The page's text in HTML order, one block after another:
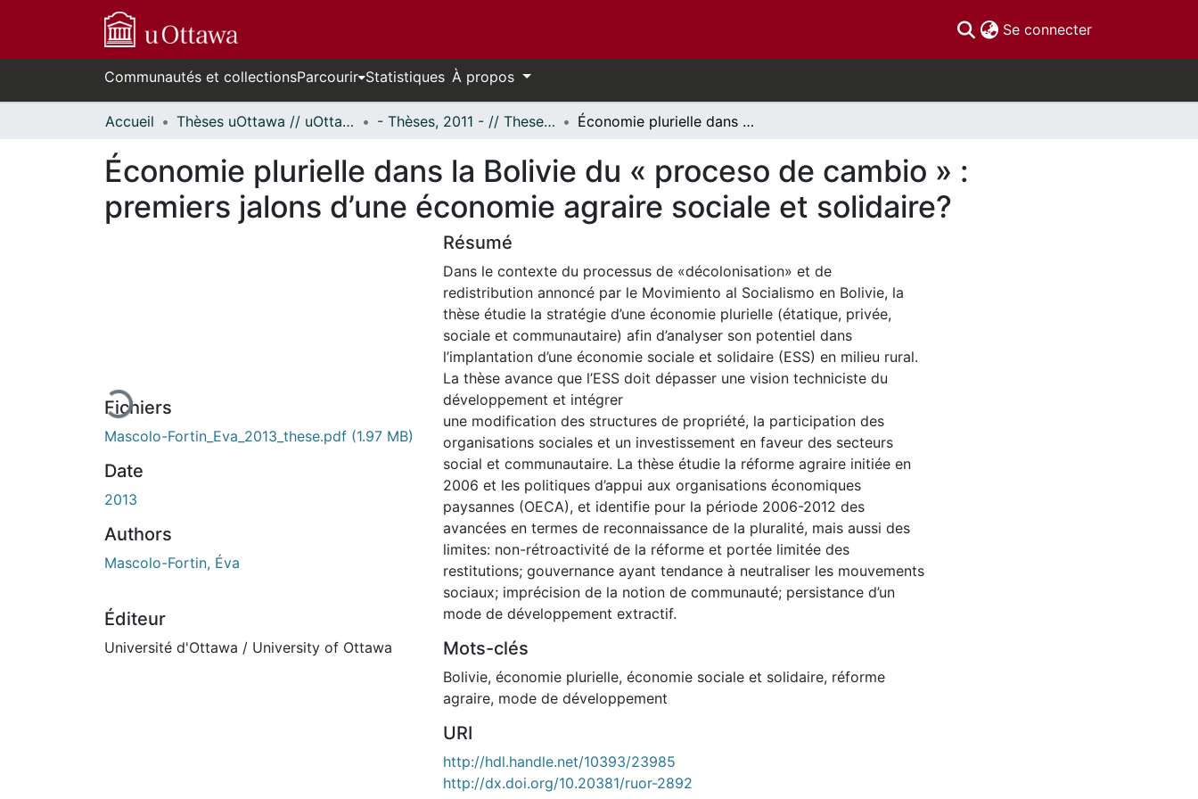
Se connecter(current)
Communautés et collectionsParcourir Statistiques À propos
Accueil Thèses uOttawa // uOttawa Theses - Thèses, 2011 - // Theses, 2011 - Économie plurielle dans la Bolivie du « proceso de cambio » : premiers jalons d’une économie agraire sociale et solidaire?
Économie plurielle dans la Bolivie du « proceso de cambio » :
premiers jalons d’une économie agraire sociale et solidaire?
Fichiers
Mascolo-Fortin_Eva_2013_these.pdf (1.97 MB)
Date
2013
Authors
Mascolo-Fortin, Éva
Éditeur
Université d'Ottawa / University of Ottawa
Résumé
Dans le contexte du processus de «décolonisation» et de
redistribution annoncé par le Movimiento al Socialismo en Bolivie, la
thèse étudie la stratégie d’une économie plurielle (étatique, privée,
sociale et communautaire) afin d’analyser son potentiel dans
l’implantation d’une économie sociale et solidaire (ESS) en milieu rural.
La thèse avance que l’ESS doit dépasser une vision techniciste du
développement et intégrer
une modification des structures de propriété, la participation des
organisations sociales et un investissement en faveur des secteurs
social et communautaire. La thèse étudie la réforme agraire initiée en
2006 et les politiques d’appui aux organisations économiques
paysannes (OECA), et identifie pour la période 2006-2012 des
avancées en termes de reconnaissance de la pluralité, mais aussi des
limites: non-rétroactivité de la réforme et portée limitée des
restitutions; gouvernance ayant tendance à neutraliser les mouvements
sociaux; imprécision de la notion de communauté; persistance d’un
mode de développement extractif.
Mots-clés
Bolivie, économie plurielle, économie sociale et solidaire, réforme
agraire, mode de développement
URI
http://hdl.handle.net/10393/23985
http://dx.doi.org/10.20381/ruor-2892